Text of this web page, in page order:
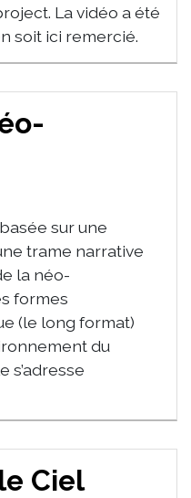
La vidéo a été
soit ici remercié.
sur une
trame narrative
la néo-
formes
(le long format)
du
s’adresse
Ciel